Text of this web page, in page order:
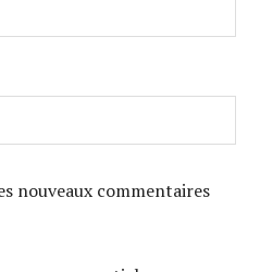
nouveaux commentaires